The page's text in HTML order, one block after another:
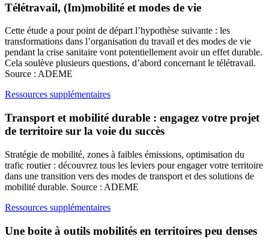
Télétravail, (Im)mobilité et modes de vie
Cette étude a pour point de départ l’hypothèse suivante : les
transformations dans l’organisation du travail et des modes de vie
pendant la crise sanitaire vont potentiellement avoir un effet durable.
Cela soulève plusieurs questions, d’abord concernant le télétravail.
Source : ADEME
Ressources supplémentaires
Transport et mobilité durable : engagez votre projet
de territoire sur la voie du succès
Stratégie de mobilité, zones à faibles émissions, optimisation du
trafic routier : découvrez tous les leviers pour engager votre territoire
dans une transition vers des modes de transport et des solutions de
mobilité durable. Source : ADEME
Ressources supplémentaires
Une boite à outils mobilités en territoires peu denses